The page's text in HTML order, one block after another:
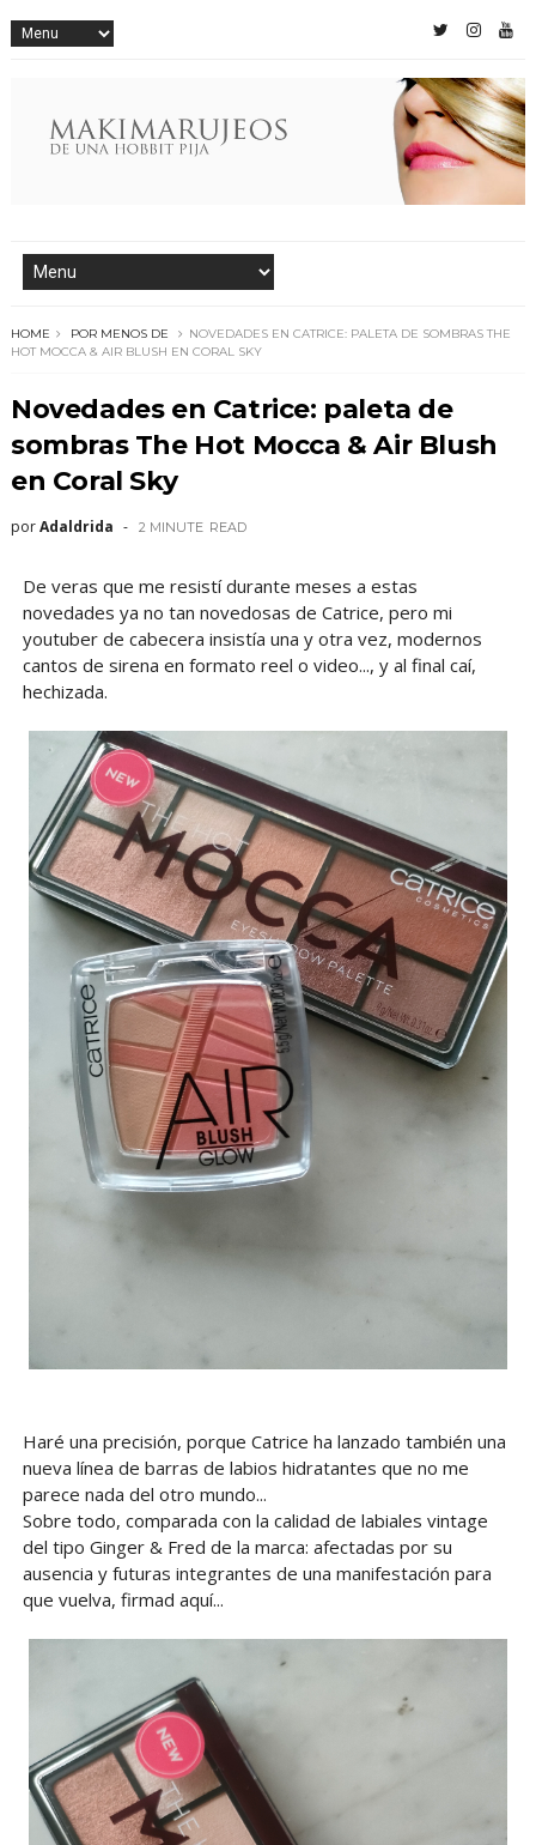
HOME POR MENOS DE
NOVEDADES EN CATRICE: PALETA DE SOMBRAS THE
HOT MOCCA & AIR BLUSH EN CORAL SKY
Novedades en Catrice: paleta de
sombras The Hot Mocca & Air Blush
en Coral Sky
porAdaldrida 2 MINUTE READ
De veras que me resistí durante meses a estas
novedades ya no tan novedosas de Catrice, pero mi
youtuber de cabecera insistía una y otra vez, modernos
cantos de sirena en formato reel o video..., y al final caí,
hechizada.
Haré una precisión, porque Catrice ha lanzado también una
nueva línea de barras de labios hidratantes que no me
parece nada del otro mundo...
Sobre todo, comparada con la calidad de labiales vintage
del tipo Ginger & Fred de la marca: afectadas por su
ausencia y futuras integrantes de una manifestación para
que vuelva, firmad aquí...